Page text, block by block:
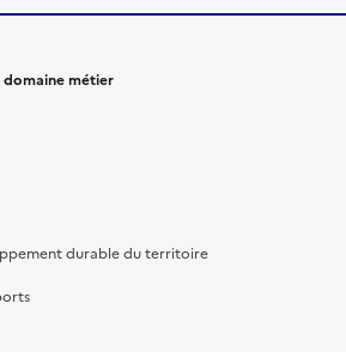
métier
durable du territoire